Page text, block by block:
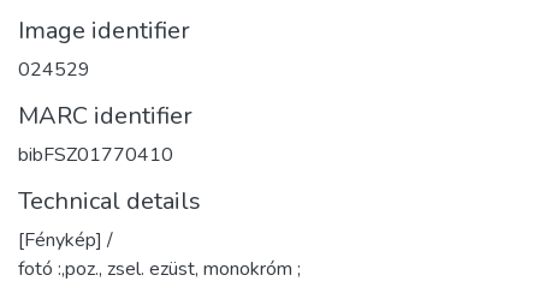
Image identifier
024529
MARC identifier
bibFSZ01770410
Technical details
[Fénykép] /
fotó :,poz., zsel. ezüst, monokróm ;